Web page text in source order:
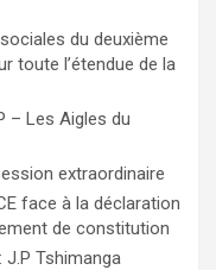
du deuxième
toute l’étendue de la
– Les Aigles du
extraordinaire
face à la déclaration
de constitution
Tshimanga